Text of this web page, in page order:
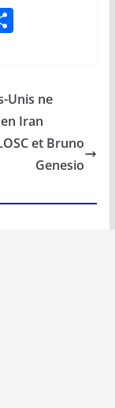
P
g
er
Unis ne
Iran
et Bruno
Genesio